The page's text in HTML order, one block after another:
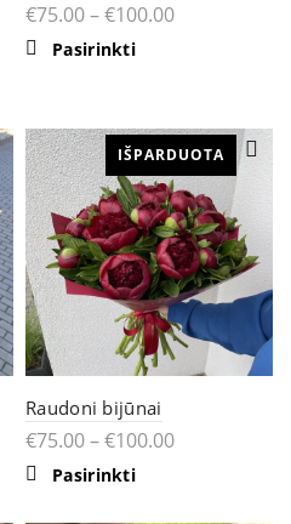
€75.00–€100.00
PasirinktiThis
variants.
The
options
may
be
chosen
on
the
product
page
IŠPARDUOTA
Raudoni bijūnai
€75.00–€100.00
PasirinktiThis